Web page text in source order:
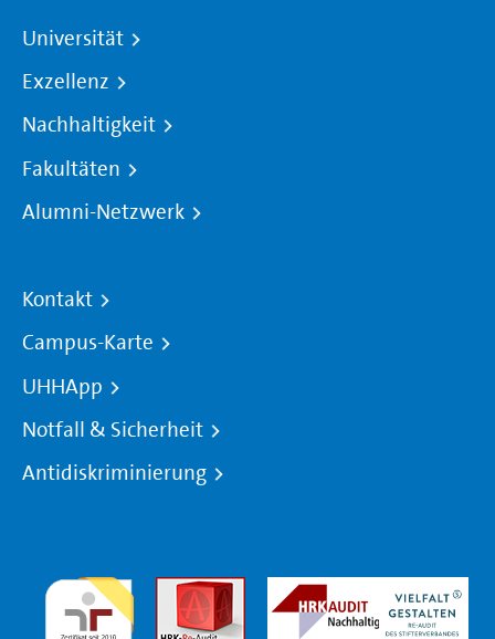
Universität
Exzellenz
Nachhaltigkeit
Fakultäten
Alumni-Netzwerk
Kontakt
Campus-Karte
UHHApp
Notfall & Sicherheit
Antidiskriminierung